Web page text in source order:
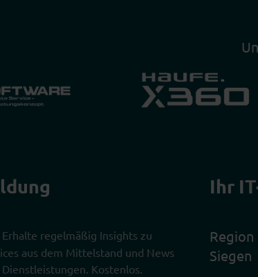
Erhalte regelmäßig Insights zu
aus dem Mittelstand und News
Kostenlos.
Ihr
Siegen